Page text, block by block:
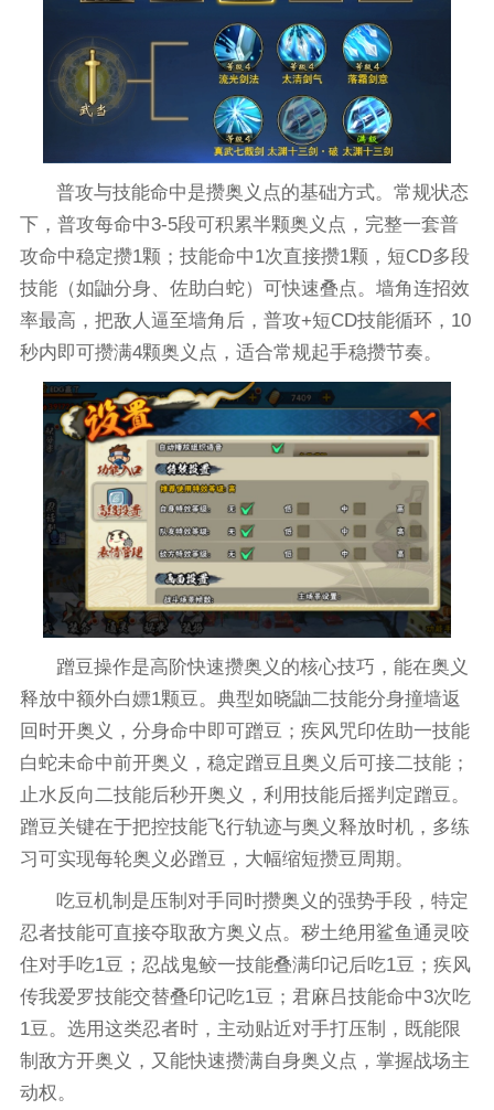
普攻与技能命中是攒奥义点的基础方式。常规状态
下，普攻每命中3-5段可积累半颗奥义点，完整一套普
攻命中稳定攒1颗；技能命中1次直接攒1颗，短CD多段
技能（如鼬分身、佐助白蛇）可快速叠点。墙角连招效
率最高，把敌人逼至墙角后，普攻+短CD技能循环，10
秒内即可攒满4颗奥义点，适合常规起手稳攒节奏。
蹭豆操作是高阶快速攒奥义的核心技巧，能在奥义
释放中额外白嫖1颗豆。典型如晓鼬二技能分身撞墙返
回时开奥义，分身命中即可蹭豆；疾风咒印佐助一技能
白蛇未命中前开奥义，稳定蹭豆且奥义后可接二技能；
止水反向二技能后秒开奥义，利用技能后摇判定蹭豆。
蹭豆关键在于把控技能飞行轨迹与奥义释放时机，多练
习可实现每轮奥义必蹭豆，大幅缩短攒豆周期。
吃豆机制是压制对手同时攒奥义的强势手段，特定
忍者技能可直接夺取敌方奥义点。秽土绝用鲨鱼通灵咬
住对手吃1豆；忍战鬼鲛一技能叠满印记后吃1豆；疾风
传我爱罗技能交替叠印记吃1豆；君麻吕技能命中3次吃
1豆。选用这类忍者时，主动贴近对手打压制，既能限
制敌方开奥义，又能快速攒满自身奥义点，掌握战场主
动权。